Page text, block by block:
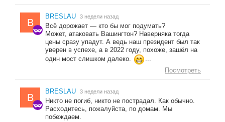
B
BRESLAU 3 недели назад
Всё дорожает — кто бы мог подумать?
Может, атаковать Вашингтон? Наверняка тогда
цены сразу упадут. А ведь наш президент был так
уверен в успехе, а в 2022 году, похоже, зашёл на
один мост слишком далеко.
...
Посмотреть
B
BRESLAU 3 недели назад
Никто не погиб, никто не пострадал. Как обычно.
Расходитесь, пожалуйста, по домам. Мы
побеждаем.